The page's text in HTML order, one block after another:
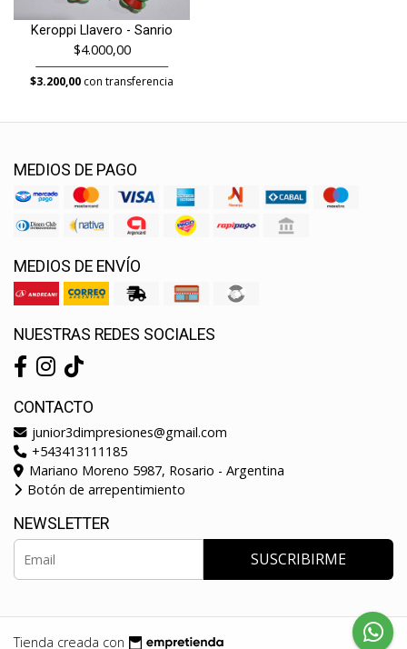
Keroppi Llavero - Sanrio
$4.000,00
$3.200,00 con transferencia
MEDIOS DE PAGO
MEDIOS DE ENVÍO
NUESTRAS REDES SOCIALES
CONTACTO
junior3dimpresiones@gmail.com
+543413111185
Mariano Moreno 5987, Rosario - Argentina
Botón de arrepentimiento
NEWSLETTER
SUSCRIBIRME
Tienda creada con